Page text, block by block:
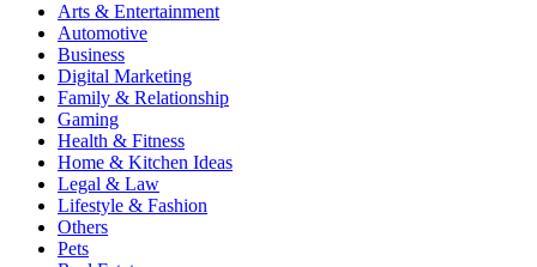
Arts & Entertainment
Automotive
Business
Digital Marketing
Family & Relationship
Gaming
Health & Fitness
Home & Kitchen Ideas
Legal & Law
Lifestyle & Fashion
Others
Pets